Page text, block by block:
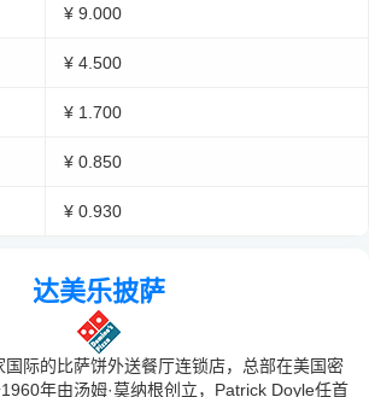
¥ 9.000
¥ 4.500
¥ 1.700
¥ 0.850
¥ 0.930
达美乐披萨
际的比萨饼外送餐厅连锁店，总部在美国密
年由汤姆·莫纳根创立，Patrick Doyle任首